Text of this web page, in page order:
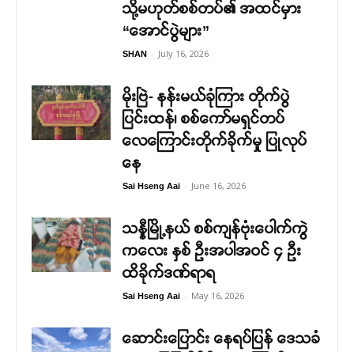
သို့မဟုတ်စစ်တပ်၏ အထင်မှား
“အောင်ပွဲများ”
SHAN - July 16, 2026
မိုးဗြဲ- နန်းမယ်ခုံကြား တိုက်ပွဲ
ပြင်းထန်၊ စစ်ကော်မရှင်တပ်
လေကြောင်းတိုက်ခိုက်မှု ပြုလုပ်
နေ
Sai Hseng Aai - June 16, 2026
သန္နီမြို့နယ် စစ်ကျန်ဗုံးပေါက်ကွဲ
ကလေး နှစ် ဦးအပါအဝင် ၄ ဦး
ထိခိုက်ဒဏ်ရာရ
Sai Hseng Aai - May 16, 2026
ဆောင်းပြောင်း နေရပ်ပြန် ဒေသခံ